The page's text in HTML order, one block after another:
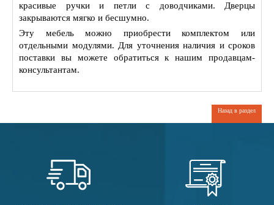
красивые ручки и петли с доводчиками. Дверцы
закрываются мягко и бесшумно.
Эту мебель можно приобрести комплектом или
отдельными модулями. Для уточнения наличия и сроков
поставки вы можете обратиться к нашим продавцам-
консультантам.
Назад в раздел